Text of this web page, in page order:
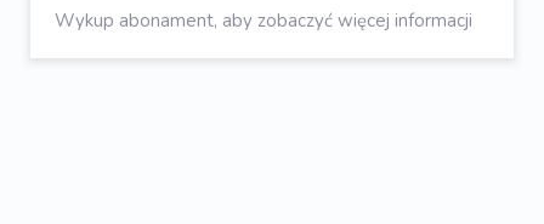
Wykup abonament, aby zobaczyć więcej informacji